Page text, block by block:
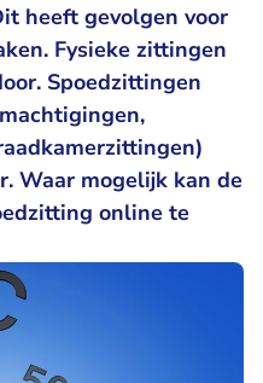
heeft gevolgen voor
Fysieke zittingen
Spoedzittingen
Waar mogelijk kan de
online te